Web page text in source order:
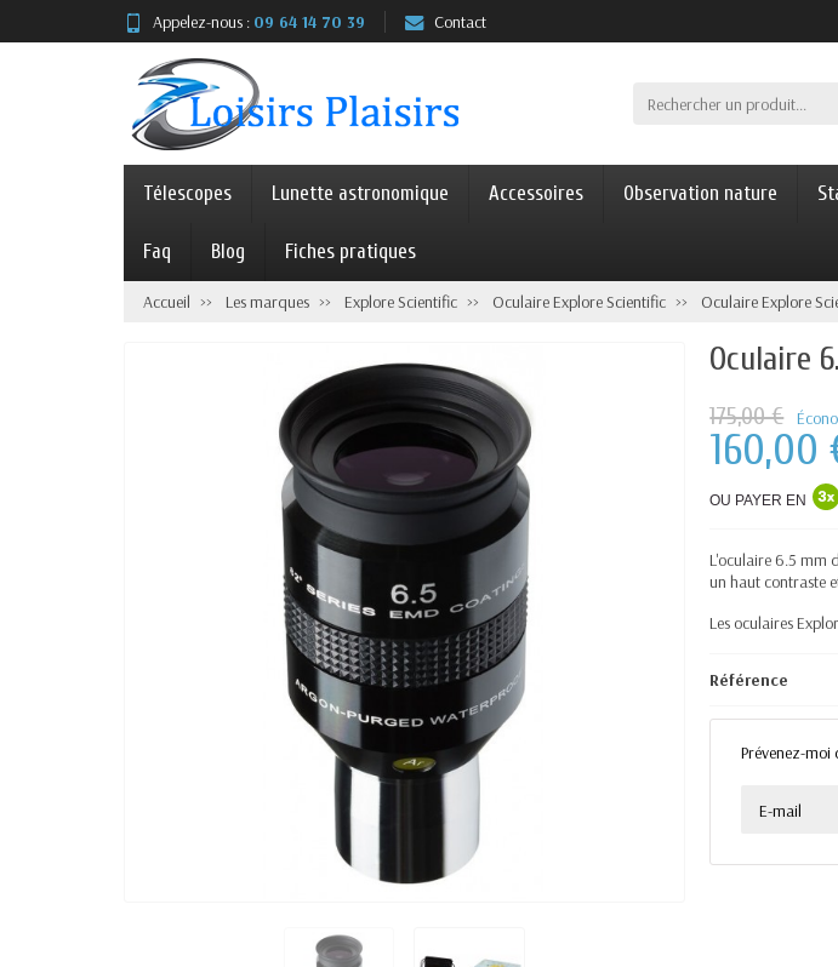
Appelez-nous : 09 64 14 70 39 Contact
Télescopes Lunette astronomique Accessoires Observation nature
Faq Blog Fiches pratiques
Accueil Les marques Explore Scientific Oculaire Explore Scientific Oculaire Explore
Oculaire
175,00 €
160,00
OU PAYER EN
L'oculaire 6.5 mm
un haut contraste
Les oculaires
Référence
Prévenez-